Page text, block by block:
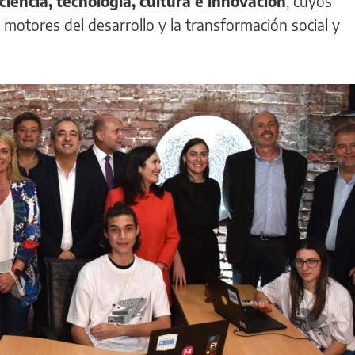
del desarrollo y la transformación social y